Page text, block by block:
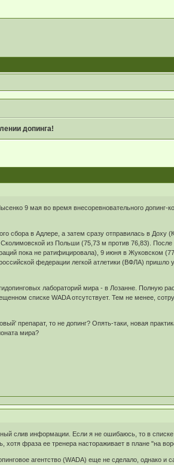
допинга!
9 мая во время внесоревновательного допинг-
сбора в Адлере, а затем сразу отправилась в
из Польши (75,73 м против 76,83).
пока не ратифицировала), 9 июня в Жуковском
федерации легкой атлетики (ВФЛА)
лабораторий мира - в Лозанне. Полную
списке WADA отсутствует. Тем не менее,
препарат, то не допинг? Опять-таки, новая
мира?
слив информации. Если я не ошибаюсь, то в
фраза ее тренера настораживает в плане "на
агентство (WADA) еще не сделало, однако и